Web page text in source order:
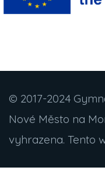
© 2017-2024
Nové Město na
vyhrazena. Tento